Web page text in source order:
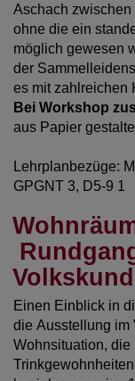
Aschach
ohne die ein
möglich gewesen
der
es mit zahlreichen
Bei Workshop
aus Papier
Lehrplanbezüge:
GPGNT 3, D5-9 1
Einen Einblick in
die Ausstellung im
Wohnsituation,